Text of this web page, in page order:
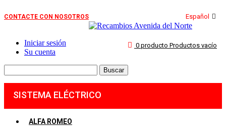
Español
CONTACTE CON NOSOTROS
0 producto Productos vacío
Iniciar sesión
Su cuenta
Buscar
SISTEMA ELÉCTRICO
ALFA ROMEO